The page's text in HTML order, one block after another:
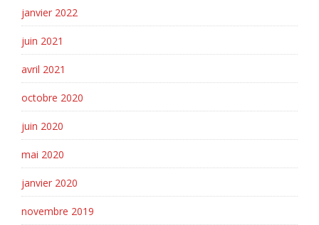
janvier 2022
juin 2021
avril 2021
octobre 2020
juin 2020
mai 2020
janvier 2020
novembre 2019